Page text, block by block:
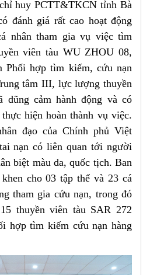
huy PCTT&TKCN tỉnh Bà
đánh giá rất cao hoạt động
nhân tham gia vụ việc tìm
viên tàu WU ZHOU 08,
Phối hợp tìm kiếm, cứu nạn
tâm III, lực lượng thuyền
dũng cảm hành động và có
hiện hoàn thành vụ việc.
đạo của Chính phủ Việt
nạn có liên quan tới người
biệt màu da, quốc tịch. Ban
khen cho03 tập thể và 23 cá
tham gia cứu nạn, trong đó
thuyền viên tàu SAR 272
hợp tìm kiếm cứu nạn hàng